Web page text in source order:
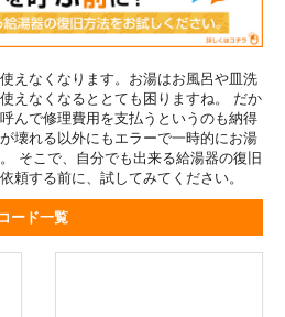
えなくなります。お湯はお風呂や皿洗
えなくなるととても困りますね。 だか
んで修理費用を支払うというのも納得
壊れる以外にもエラーで一時的にお湯
そこで、自分でも出来る給湯器の復旧
頼する前に、試してみてください。
ード一覧